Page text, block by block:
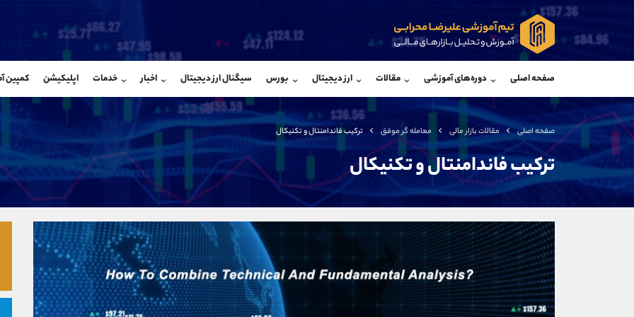
صفحه اصلی دوره‌های آموزشی مقالات ارز دیجیتال بورس سیگنال ارز دیجیتال اخبار خدمات اپلیکیشن کمپین
صفحه اصلی مقالات بازار مالی معامله گر موفق ترکیب فاندامنتال و تکنیکال
ترکیب فاندامنتال و تکنیکال
شروع گفتگو
تلگرام @Armteam_admin_103
داخلی 103
شروع گفتگو
تلگرام @Armteam_admin_por
داخلی 107
شروع
تلگرام
داخلی
اطلاعات تماس (دفتر فروش)
تلفن
بدون پیش شماره
اینستاگرام
کانال تلگرام
کانال بله